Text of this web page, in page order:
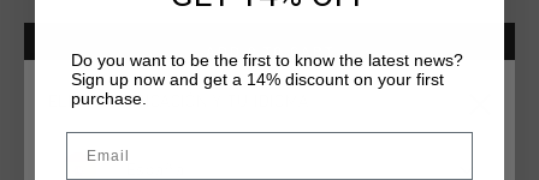
ADD0 TO CART
Envío gratuito con pedidos superiores a 99,95 €
ELIGE TU UBICACIÓN Y TU IDIOMA
Do you want to be the first to know the latest news?
Sign up now and get a 14% discount on your first
purchase.